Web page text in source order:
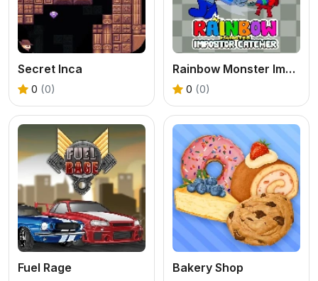
Secret Inca
0 (0)
Rainbow Monster Impostor Catcher
0 (0)
Fuel Rage Bakery Shop